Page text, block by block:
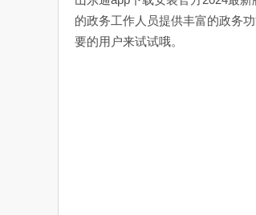
的政务工作人员提供丰富的政务
要的用户来试试哦。